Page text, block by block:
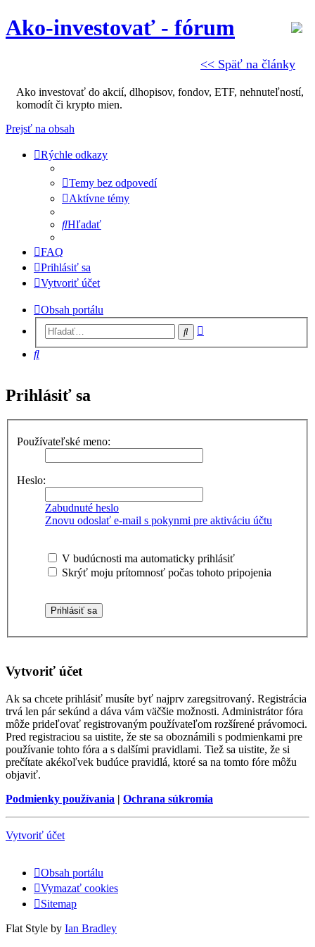
<< Späť na články
Ako-investovať - fórum
Ako investovať do akcií, dlhopisov, fondov, ETF, nehnuteľností,
komodít či krypto mien.
Prejsť na obsah
Rýchle odkazy
Temy bez odpovedí
Aktívne témy
Hľadať
FAQ
Prihlásiť sa
Vytvoriť účet
Obsah portálu
Hľadať
Hľadať
Prihlásiť sa
Používateľské meno:
Heslo:
Zabudnuté heslo
Znovu odoslať e-mail s pokynmi pre aktiváciu účtu
V budúcnosti ma automaticky prihlásiť
Skrýť moju prítomnosť počas tohoto pripojenia
Vytvoriť účet
Ak sa chcete prihlásiť musíte byť najprv zaregsitrovaný. Registrácia
trvá len pár sekúnd a dáva vám väčšie možnosti. Administrátor fóra
môže prideľovať registrovaným používateľom rozšírené právomoci.
Pred registraciou sa uistite, že ste sa oboznámili s podmienkami pre
používanie tohto fóra a s dalšími pravidlami. Tiež sa uistite, že si
prečítate akékoľvek budúce pravidlá, ktoré sa na tomto fóre môžu
objaviť.
Podmienky používania | Ochrana súkromia
Vytvoriť účet
Obsah portálu
Vymazať cookies
Sitemap
Flat Style by Ian Bradley